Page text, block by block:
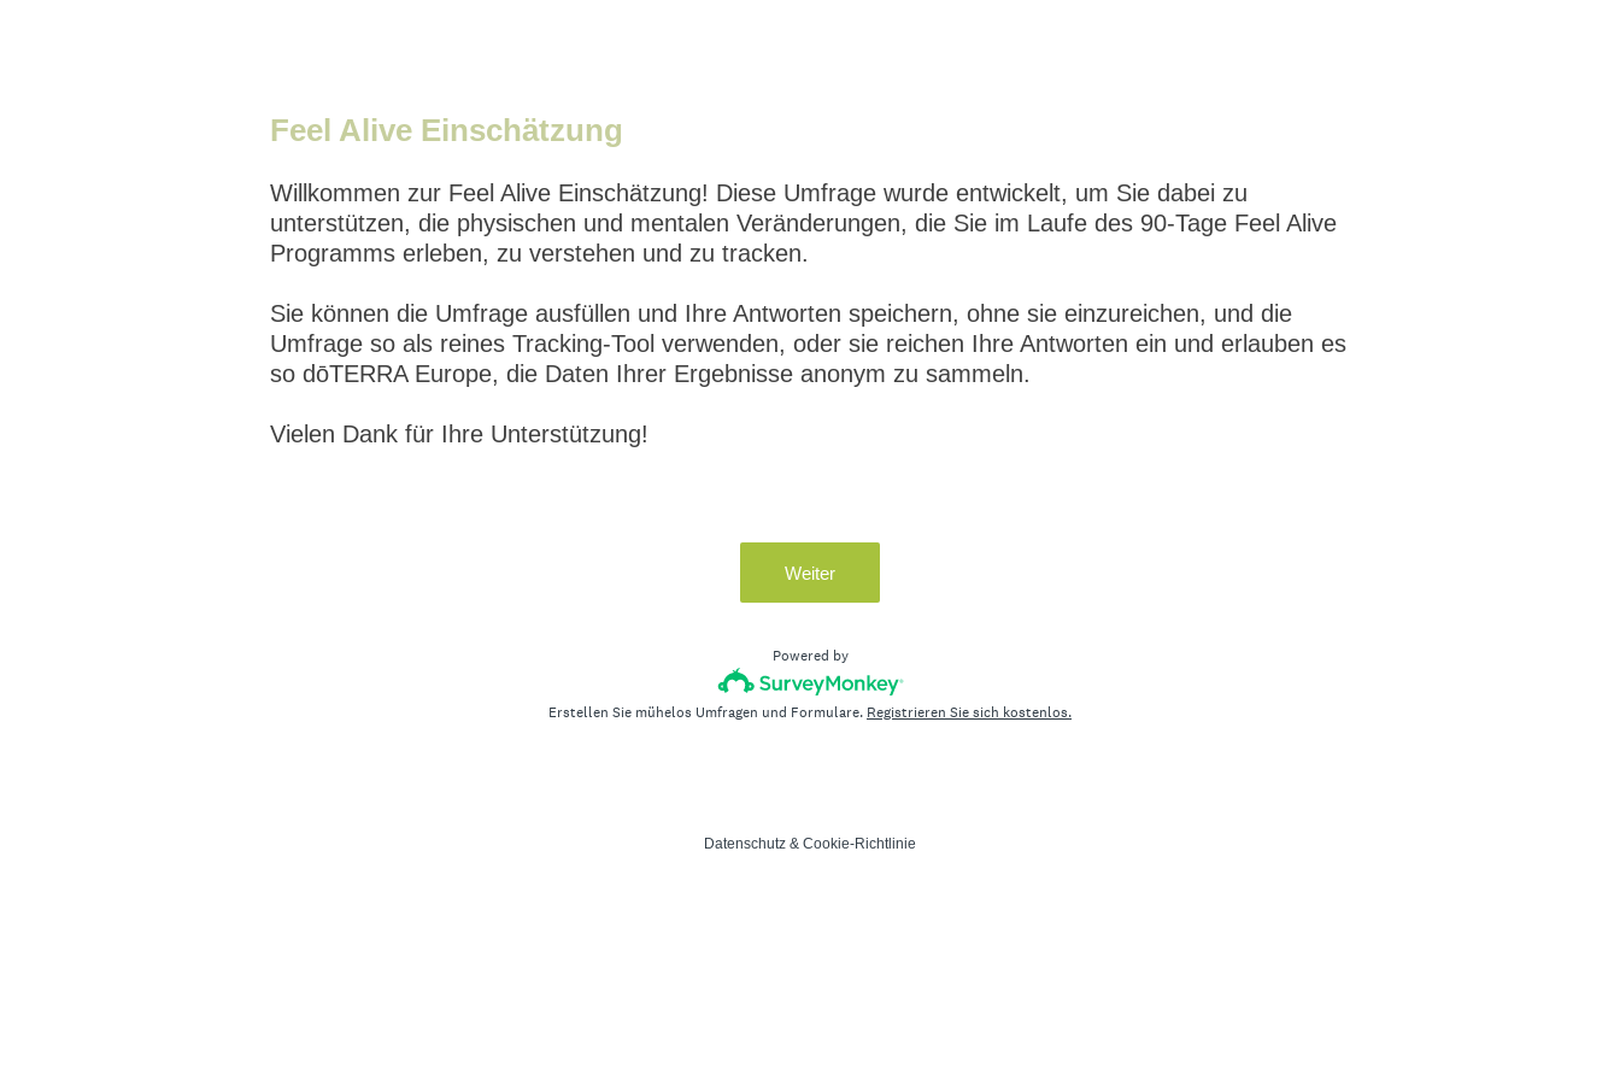
Feel Alive Einschätzung
Willkommen zur Feel Alive Einschätzung! Diese Umfrage wurde entwickelt, um Sie dabei zu
unterstützen, die physischen und mentalen Veränderungen, die Sie im Laufe des 90-Tage Feel Alive
Programms erleben, zu verstehen und zu tracken.
Sie können die Umfrage ausfüllen und Ihre Antworten speichern, ohne sie einzureichen, und die
Umfrage so als reines Tracking-Tool verwenden, oder sie reichen Ihre Antworten ein und erlauben es
so dōTERRA Europe, die Daten Ihrer Ergebnisse anonym zu sammeln.
Vielen Dank für Ihre Unterstützung!
Weiter
Powered by
Erstellen Sie mühelos Umfragen und Formulare. Registrieren Sie sich kostenlos.
Datenschutz & Cookie-Richtlinie